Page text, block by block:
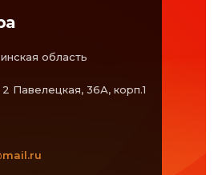
область
Павелецкая, 36А, корп.1